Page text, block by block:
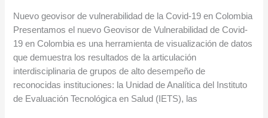
Nuevo geovisor de vulnerabilidad de la Covid-19 en Colombia
Presentamos el nuevo Geovisor de Vulnerabilidad de Covid-
19 en Colombia es una herramienta de visualización de datos
que demuestra los resultados de la articulación
interdisciplinaria de grupos de alto desempeño de
reconocidas instituciones: la Unidad de Analítica del Instituto
de Evaluación Tecnológica en Salud (IETS), las
la
Covid-
19
en
Colombia